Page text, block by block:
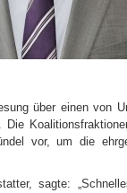
über einen von
. Die
vor, um die
sagte: